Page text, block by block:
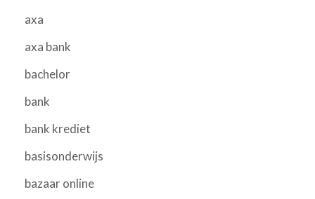
axa
axa bank
bachelor
bank
bank krediet
basisonderwijs
bazaar online